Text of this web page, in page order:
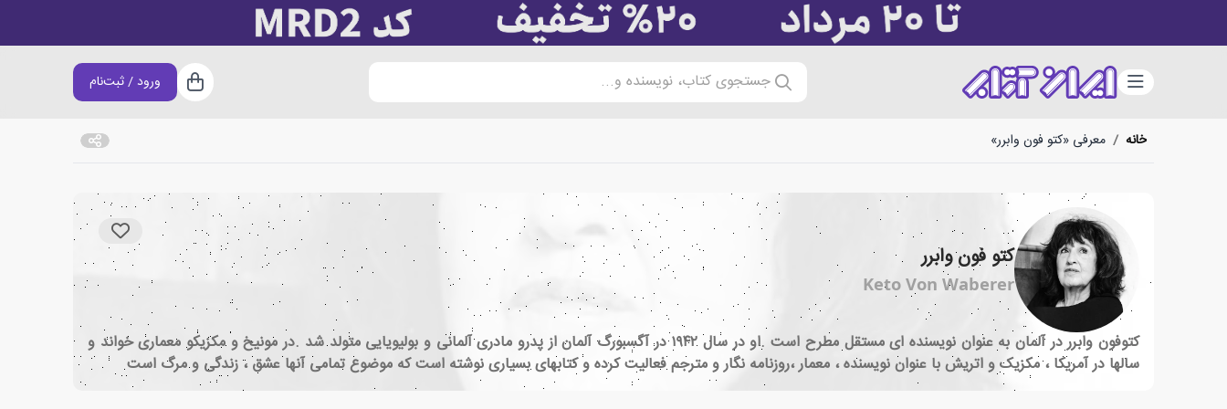
دسته‌بندی جستجوی کتاب، نویسنده و... سبد خرید
ورود / ثبت‌نام
خانه / معرفی «کتو فون وابرر»
کتو فون وابرر
Keto Von Waberer
کتوفون وابرر در آلمان به عنوان نویسنده ای مستقل مطرح است .او در سال ۱۹۴۲ در آگسبورگ آلمان از پدرو مادری آلمانی و بولیویایی متولد شد .در مونیخ و مکزیکو معماری خواند و
سالها در آمریکا ، مکزیک و اتریش با عنوان نویسنده ، معمار ،روزنامه نگار و مترجم فعالیت کرده و کتابهای بسیاری نوشته است که موضوع تمامی آنها عشق ، زندگی و مرگ است